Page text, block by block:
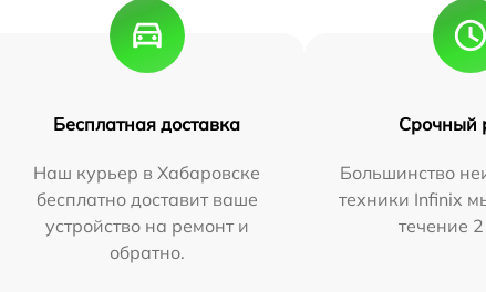
Бесплатная доставка
Наш курьер в Хабаровске
бесплатно доставит ваше
устройство на ремонт и
обратно.
Срочный
Большинство
техники Infinix
течение